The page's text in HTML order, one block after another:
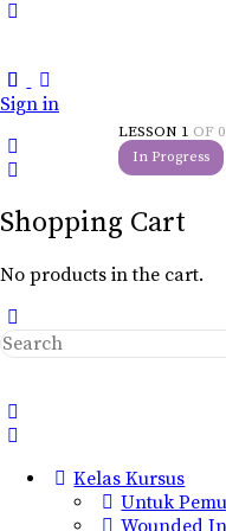
Sign in
Shopping Cart
No products in the cart.
Search
for:
Kelas Kursus
Untuk
Wounded
LESSON 1 OF 0
In Progress